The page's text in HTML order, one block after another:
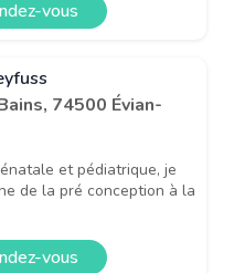
vous
74500 Évian-
et pédiatrique, je
de la pré conception à la
vous